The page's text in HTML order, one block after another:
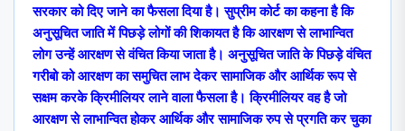
सरकार को दिए जाने का फैसला दिया है। सुप्रीम कोर्ट का कहना है कि
अनुसूचित जाति में पिछड़े लोगों की शिकायत है कि आरक्षण से लाभान्वित
लोग उन्हें आरक्षण से वंचित किया जाता है। अनुसूचित जाति के पिछड़े वंचित
गरीबो को आरक्षण का समुचित लाभ देकर सामाजिक और आर्थिक रूप से
सक्षम करके क्रिमीलियर लाने वाला फैसला है। क्रिमीलियर वह है जो
आरक्षण से लाभान्वित होकर आर्थिक और सामाजिक रुप से प्रगति कर चुका